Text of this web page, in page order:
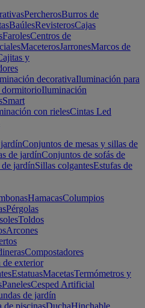
PercherosBurros de
BaúlesRevisterosCajas
FarolesCentros de
MaceterosJarronesMarcos de
y
decorativaIluminación para
dormitorioIluminación
Smart
con rielesCintas Led
Conjuntos de mesas y sillas de
de jardínConjuntos de sofás de
jardínSillas colgantesEstufas de
HamacasColumpios
Pérgolas
Toldos
Arcones
Compostadores
de exterior
EstatuasMacetasTermómetros y
PanelesCesped Artificial
de jardín
de piscinasDuchaHinchable